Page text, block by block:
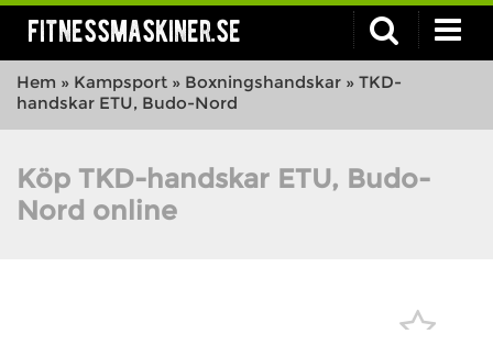
fitnessmaskiner.se
Hem » Kampsport » Boxningshandskar » TKD-
handskar ETU, Budo-Nord
Köp TKD-handskar ETU, Budo-
Nord online